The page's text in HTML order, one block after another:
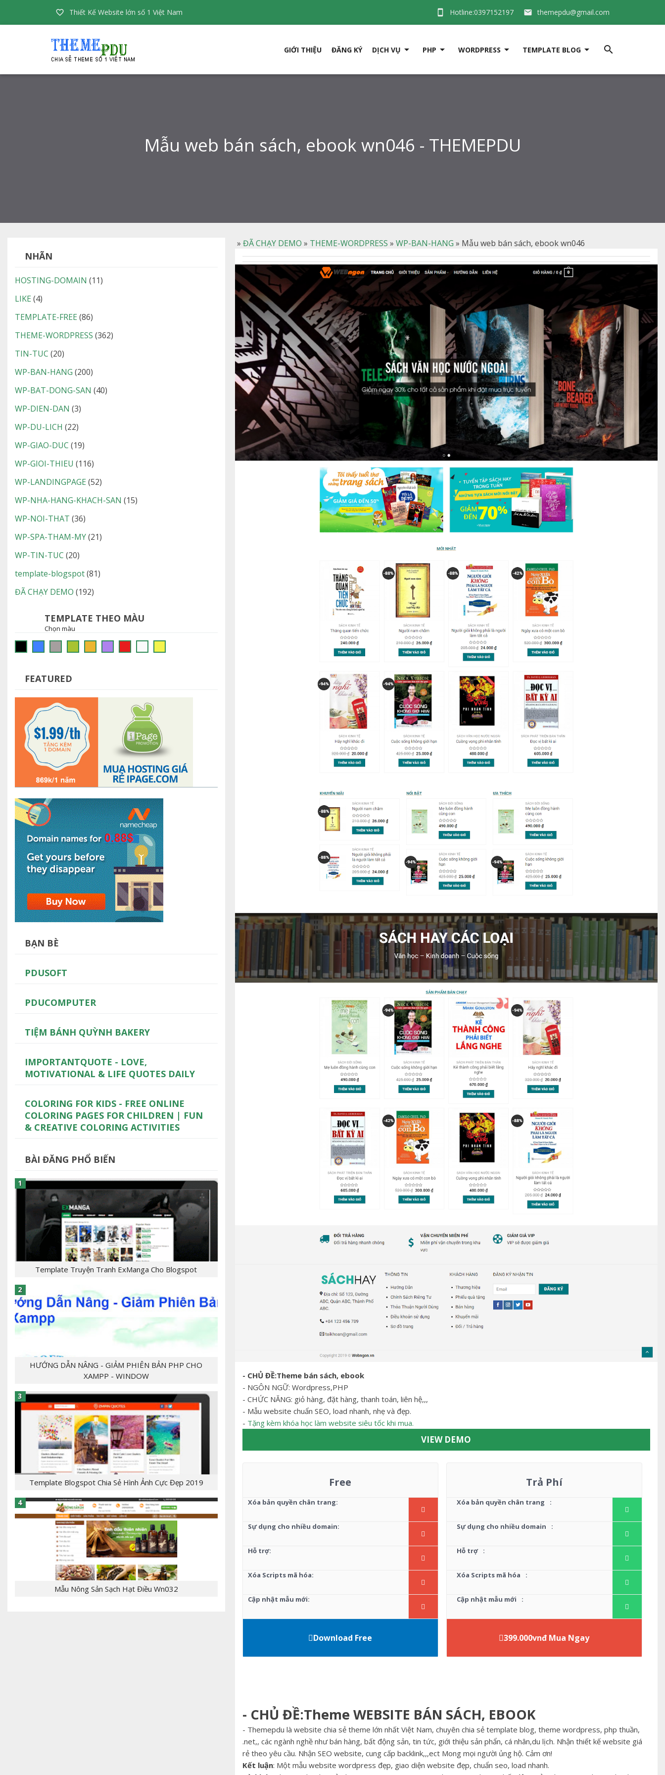
 Thiết Kế Website lớn số 1 Việt Nam  themepdu@gmail.com
 Hotline:0397152197
GIỚI THIỆU ĐĂNG KÝ DỊCH VỤ  PHP  WORDPRESS  TEMPLATE BLOG  
Mẫu web bán sách, ebook wn046 - THEMEPDU
» ĐÃ CHẠY DEMO » THEME-WORDPRESS » WP-BAN-HANG » Mẫu web bán sách, ebook wn046
- CHỦ ĐỀ:Theme bán sách, ebook
- NGÔN NGỮ: Wordpress,PHP
- CHỨC NĂNG: giỏ hàng, đặt hàng, thanh toán, liên hệ,,,
- Mẫu website chuẩn SEO, load nhanh, nhẹ và đẹp.
- Tặng kèm khóa học làm website siêu tốc khi mua.
VIEW DEMO
Free
Xóa bản quyền chân trang:
Sự dụng cho nhiều domain:
Hỗ trợ:
Xóa Scripts mã hóa:
Cập nhật mẫu mới:
Download Free
Trả Phí
Xóa bản quyền chân trang :
Sự dụng cho nhiều domain :
Hỗ trợ :
Xóa Scripts mã hóa :
Cập nhật mẫu mới :
399.000vnđ Mua Ngay
- CHỦ ĐỀ:Theme WEBSITE BÁN SÁCH, EBOOK
- Themepdu là website chia sẻ theme lớn nhất Việt Nam, chuyên chia sẻ template blog, theme wordpress, php thuần,
.net,, các ngành nghề như bán hàng, bất động sản, tin tức, giới thiệu sản phẩn, cá nhân,du lịch. Nhận thiết kế website giá
rẻ theo yêu cầu. Nhận SEO website, cung cấp backlink,,,ect Mong mọi người ủng hộ. Cảm ơn!
Kết luận: Một mẫu website wordpress đẹp, giao diện website đẹp, chuẩn seo, load nhanh.
NHÃN
HOSTING-DOMAIN (11)
LIKE (4)
TEMPLATE-FREE (86)
THEME-WORDPRESS (362)
TIN-TUC (20)
WP-BAN-HANG (200)
WP-BAT-DONG-SAN (40)
WP-DIEN-DAN (3)
WP-DU-LICH (22)
WP-GIAO-DUC (19)
WP-GIOI-THIEU (116)
WP-LANDINGPAGE (52)
WP-NHA-HANG-KHACH-SAN (15)
WP-NOI-THAT (36)
WP-SPA-THAM-MY(21)
WP-TIN-TUC (20)
template-blogspot(81)
ĐÃ CHẠY DEMO (192)
TEMPLATE THEO MÀU
Chọn màu
FEATURED
BẠN BÈ
PDUSOFT
PDUCOMPUTER
TIỆM BÁNH QUỲNH BAKERY
IMPORTANTQUOTE - LOVE,
MOTIVATIONAL & LIFE QUOTES DAILY
COLORING FOR KIDS - FREE ONLINE
COLORING PAGES FOR CHILDREN | FUN
& CREATIVE COLORING ACTIVITIES
BÀI ĐĂNG PHỔ BIẾN
Template Truyện Tranh ExManga Cho Blogspot
ĐỀ:Template Bloger - NGÔN NGỮ: xml, html,css,js
- CHỨC NĂNG: label, responsive,, - Mẫu T...
HƯỚNG DẪN NÂNG - GIẢM PHIÊN BẢN PHP CHO
XAMPP - WINDOW
Template Blogspot Chia Sẻ Hình Ảnh Cực Đẹp 2019
Mẫu Nông Sản Sạch Hạt Điều Wn032